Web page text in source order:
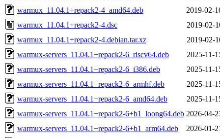
warmux_11.04.1+repack2-4_amd64.deb
2019-02-
warmux_11.04.1+repack2-4.dsc
2019-02-
warmux_11.04.1+repack2-4.debian.tar.xz
2019-02-
warmux-servers_11.04.1+repack2-6_riscv64.deb
2025-11-
warmux-servers_11.04.1+repack2-6_i386.deb
2025-11-
warmux-servers_11.04.1+repack2-6_armhf.deb
2025-11-
warmux-servers_11.04.1+repack2-6_amd64.deb
2025-11-
warmux-servers_11.04.1+repack2-6+b1_loong64.deb 2026-04-
warmux-servers_11.04.1+repack2-6+b1_arm64.deb
2026-01-